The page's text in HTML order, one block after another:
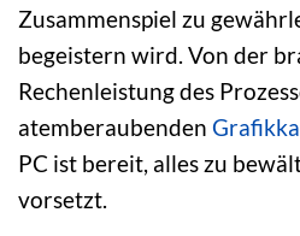
Zusammenspiel zu
begeistern wird. Von der
Rechenleistung des
atemberaubenden
PC ist bereit, alles zu
vorsetzt.